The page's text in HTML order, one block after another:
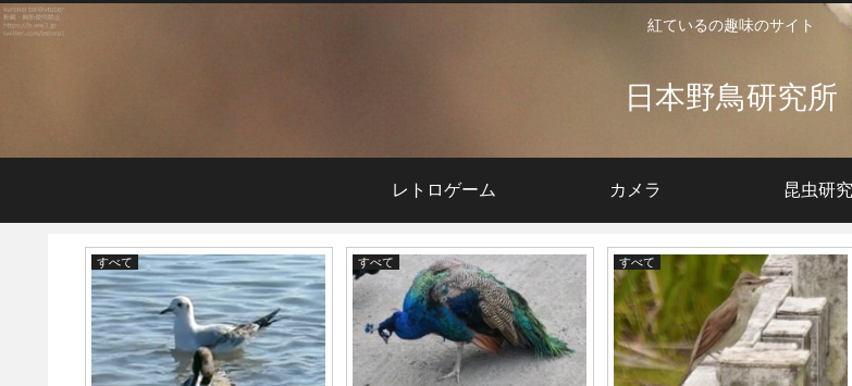
紅ているの趣味のサイト
日本野鳥研究所
レトロゲーム カメラ 昆虫研
すべて すべて すべて